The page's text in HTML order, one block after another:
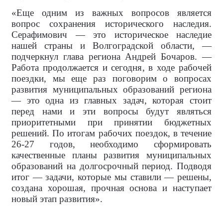
«Еще одним из важных вопросов является
вопрос сохранения исторического наследия.
Серафимович — это историческое наследие
нашей страны и Волгоградской области, —
подчеркнул глава региона Андрей Бочаров. —
Работа продолжается и сегодня, в ходе рабочей
поездки, мы еще раз поговорим о вопросах
развития муниципальных образований региона
— это одна из главных задач, которая стоит
перед нами и эти вопросы будут являться
приоритетными при принятии бюджетных
решений. По итогам рабочих поездок, в течение
26-27 годов, необходимо сформировать
качественные планы развития муниципальных
образований на долгосрочный период. Подводя
итог — задачи, которые мы ставили — решены,
создана хорошая, прочная основа и наступает
новый этап развития».